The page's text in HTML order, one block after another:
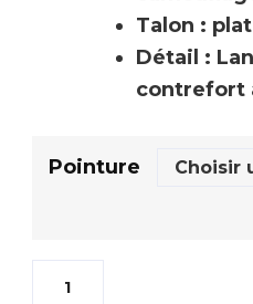
Talon : plat
Détail :
contrefort
Pointure